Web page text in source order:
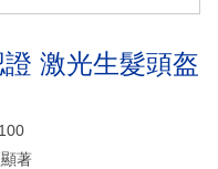
激光生髮頭盔
著